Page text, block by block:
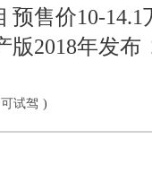
预售价10-14.1
版2018年发布
试驾 )